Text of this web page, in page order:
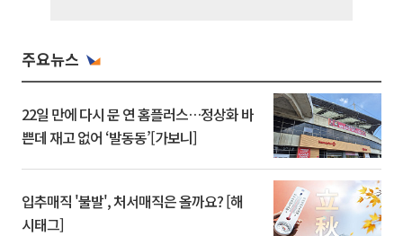
주요뉴스
22일 만에 다시 문 연 홈플러스…정상화 바
쁜데 재고 없어 ‘발동동’[가보니]
입추매직 '불발', 처서매직은 올까요? [해
시태그]